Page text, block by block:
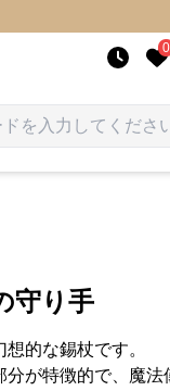
0
守り手
的な錫杖です。
分が特徴的で、魔法